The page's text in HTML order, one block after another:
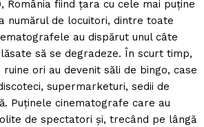
România fiind ţara cu cele mai puţine
numărul de locuitori, dintre toate
au dispărut unul câte
să se degradeze. În scurt timp,
ori au devenit săli de bingo, case
supermarketuri, sedii de
Puţinele cinematografe care au
de spectatori şi, trecând pe lângă